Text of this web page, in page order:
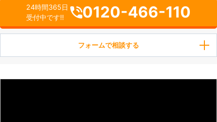
24時間365日
受付中です!!
0120-466-110
フォームで相談する